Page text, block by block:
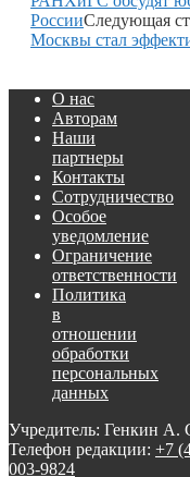
РоссииСледующая
Москвы стал
О нас
Авторам
Наши
партнеры
Контакты
Сотрудничество
Особое
уведомление
Ограничение
ответственности
Политика
в
отношении
обработки
персональных
данных
Учредитель: Генкин А.
Телефон редакции: +7
003-9824